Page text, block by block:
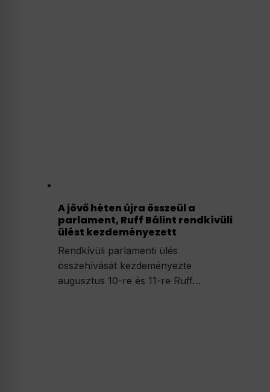
A jövő héten újra összeül a
parlament, Ruff Bálint rendkívüli
ülést kezdeményezett
Rendkívüli parlamenti ülés
összehívását kezdeményezte
augusztus 10-re és 11-re Ruff…